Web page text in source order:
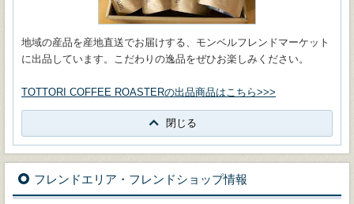
地域の産品を産地直送でお届けする、モンベルフレンドマーケット
に出品しています。こだわりの逸品をぜひお楽しみください。
TOTTORI COFFEE ROASTERの出品商品はこちら>>>
閉じる
フレンドエリア・フレンドショップ情報